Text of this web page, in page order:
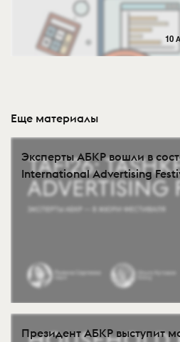
10
Еще материалы
Эксперты АБКР вошли в
International Advertising
Президент АБКР выступит